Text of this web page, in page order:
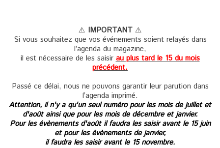
⚠️ IMPORTANT⚠️
Si vous souhaitez que vos événements soient relayés dans
l’agenda du magazine,
il est nécessaire de les saisir au plus tard le 15 du mois
précédent.
Passé ce délai, nous ne pouvons garantir leur parution dans
l’agenda imprimé.
Attention, il n'y a qu'un seul numéro pour les mois de juillet et
d'août ainsi que pour les mois de décembre et janvier.
Pour les évènements d'août il faudra les saisir avant le 15 juin
et pour les évènements de janvier,
il faudra les saisir avant le 15 novembre.